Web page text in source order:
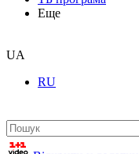
Еще
UA
RU